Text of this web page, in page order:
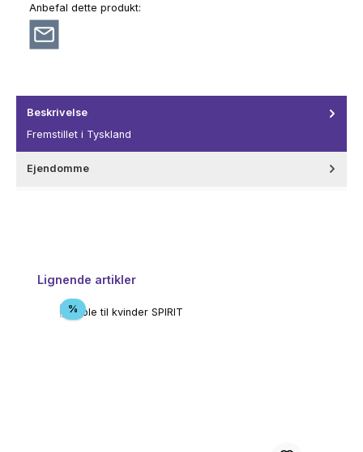
Anbefal dette produkt:
Beskrivelse
Fremstillet i Tyskland
Ejendomme
Spring produktgalleriet over
Lignende artikler
%Rabat